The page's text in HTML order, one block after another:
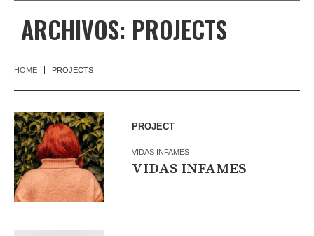
ARCHIVOS: PROJECTS
HOME PROJECTS
PROJECT
VIDAS INFAMES
VIDAS INFAMES